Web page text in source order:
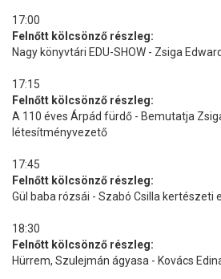
17:00
Felnőtt kölcsönző részleg:
Nagy könyvtári EDU-SHOW - Zsiga
17:15
Felnőtt kölcsönző részleg:
A 110 éves Árpád fürdő - Bemutatja
létesítményvezető
17:45
Felnőtt kölcsönző részleg:
Gül baba rózsái - Szabó Csilla kertészeti
18:30
Felnőtt kölcsönző részleg:
Hürrem, Szulejmán ágyasa - Kovács